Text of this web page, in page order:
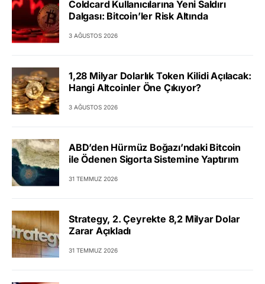
Coldcard Kullanıcılarına Yeni Saldırı
Dalgası: Bitcoin’ler Risk Altında
3 AĞUSTOS 2026
1,28 Milyar Dolarlık Token Kilidi Açılacak:
Hangi Altcoinler Öne Çıkıyor?
3 AĞUSTOS 2026
ABD’den Hürmüz Boğazı’ndaki Bitcoin
ile Ödenen Sigorta Sistemine Yaptırım
31 TEMMUZ 2026
Strategy, 2. Çeyrekte 8,2 Milyar Dolar
Zarar Açıkladı
31 TEMMUZ 2026